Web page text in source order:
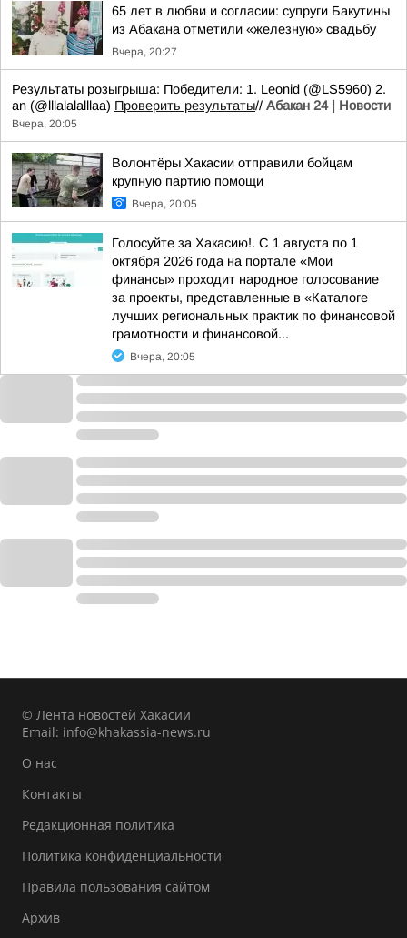
65 лет в любви и согласии: супруги Бакутины
из Абакана отметили «железную» свадьбу
Вчера, 20:27
Результаты розыгрыша: Победители: 1. Leonid (@LS5960) 2.
an (@lllalalalllaa) Проверить результаты// Абакан 24 | Новости
Вчера, 20:05
Волонтёры Хакасии отправили бойцам
крупную партию помощи
Вчера, 20:05
Голосуйте за Хакасию!. С 1 августа по 1
октября 2026 года на портале «Мои
финансы» проходит народное голосование
за проекты, представленные в «Каталоге
лучших региональных практик по финансовой
грамотности и финансовой...
Вчера, 20:05
© Лента новостей Хакасии
Email: info@khakassia-news.ru
О нас
Контакты
Редакционная политика
Политика конфиденциальности
Правила пользования сайтом
Архив